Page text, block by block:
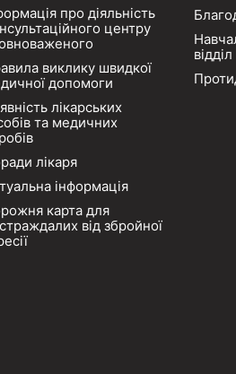
про діяльність
центру
виклику швидкої
допомоги
лікарських
та медичних
лікаря
інформація
карта для
від збройної
відділ